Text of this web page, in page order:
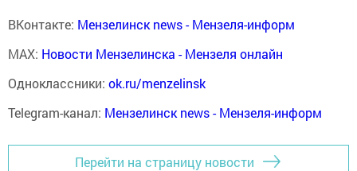
ВКонтакте: Мензелинск news - Мензеля-информ
MAX: Новости Мензелинска - Мензеля онлайн
Одноклассники: ok.ru/menzelinsk
Telegram-канал: Мензелинск news - Мензеля-информ
Перейти на страницу новости